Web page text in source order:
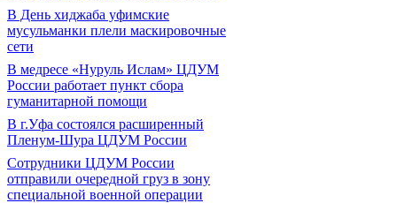
В День хиджаба уфимские
мусульманки плели маскировочные
сети
В медресе «Нуруль Ислам» ЦДУМ
России работает пункт сбора
гуманитарной помощи
В г.Уфа состоялся расширенный
Пленум-Шура ЦДУМ России
Сотрудники ЦДУМ России
отправили очередной груз в зону
специальной военной операции